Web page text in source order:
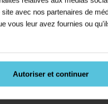
avec nos partenaires de
vous leur avez fournies ou
Autoriser et continuer
en